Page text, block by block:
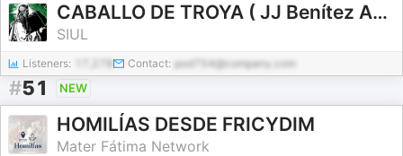
CABALLO DE TROYA ( JJ Benítez Audiolibro )
SIUL
Listeners: Contact: pod754@company.com
#51 NEW
HOMILÍAS DESDE FRICYDIM
Mater Fátima Network